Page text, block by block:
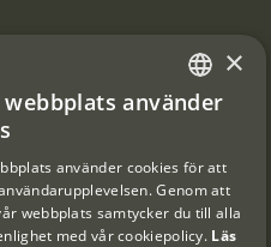
Vännäs Friluftbyxa
SWEDISH
×
webbplats använder
använder cookies för att
Genom att
webbplats samtycker du till alla
med vår cookiepolicy. Läs